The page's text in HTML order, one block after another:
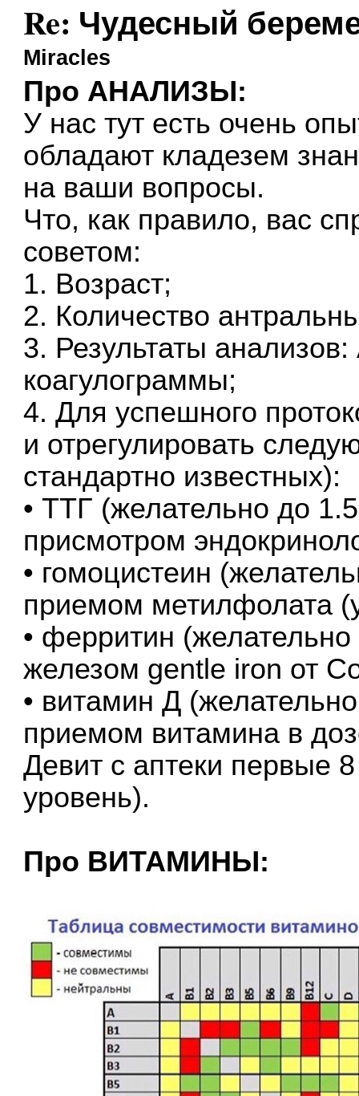
Re: Чудесный
Miracles
Про АНАЛИЗЫ:
У нас тут есть очень
обладают кладезем
на ваши вопросы.
Что, как правило, вас
советом:
1. Возраст;
2. Количество
3. Результаты
коагулограммы;
4. Для успешного
и отрегулировать
стандартно известных):
• ТТГ (желательно до
присмотром
• гомоцистеин
приемом метилфолата
• ферритин
железом gentle iron от
• витамин Д
приемом витамина в
Девит с аптеки первые
уровень).
Про ВИТАМИНЫ: